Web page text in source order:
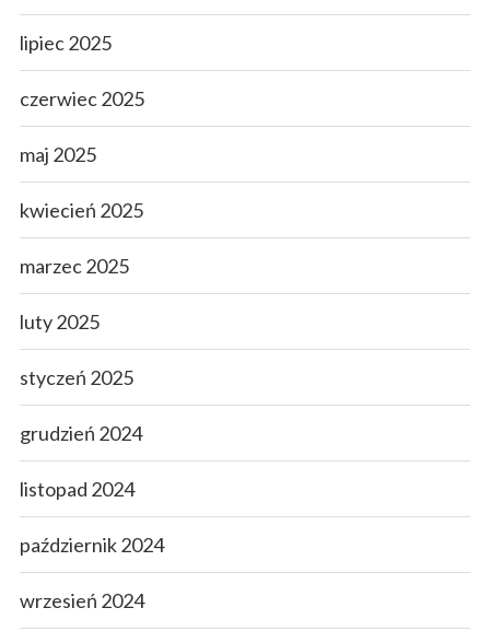
lipiec 2025
czerwiec 2025
maj 2025
kwiecień 2025
marzec 2025
luty 2025
styczeń 2025
grudzień 2024
listopad 2024
październik 2024
wrzesień 2024